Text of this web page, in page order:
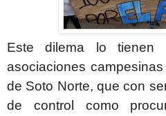
Este dilema lo tienen
asociaciones
de Soto Norte, que con
de control como